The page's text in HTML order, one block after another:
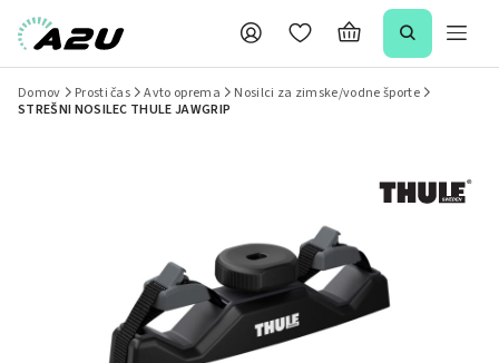
Domov Prosti čas Avto oprema
Nosilci za zimske/vodne športe
STREŠNI NOSILEC THULE JAWGRIP